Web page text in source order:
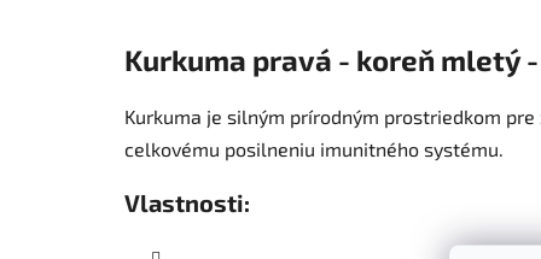
Kurkuma pravá - koreň mletý
Kurkuma je silným prírodným prostriedkom
celkovému posilneniu imunitného systému.
Vlastnosti: